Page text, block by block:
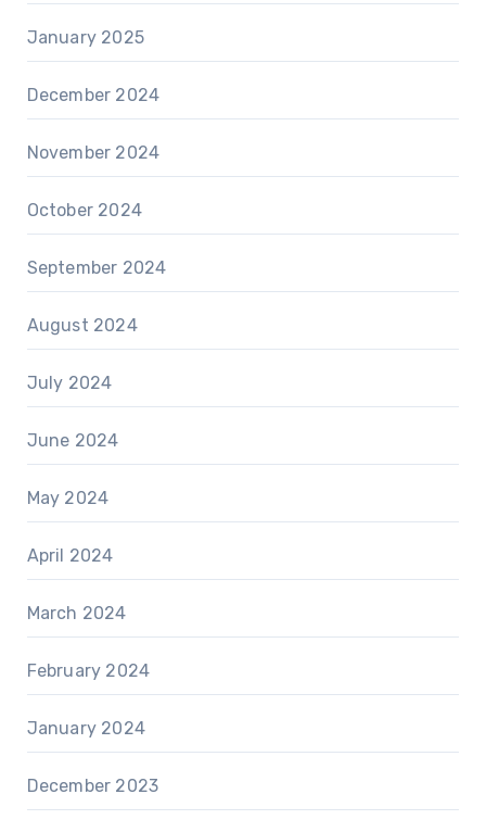
January 2025
December 2024
November 2024
October 2024
September 2024
August 2024
July 2024
June 2024
May 2024
April 2024
March 2024
February 2024
January 2024
December 2023